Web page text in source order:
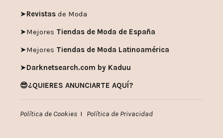
➤Revistas de Moda
➤Mejores Tiendas de Moda de España
➤Mejores Tiendas de Moda Latinoamérica
➤Darknetsearch.com by Kaduu
😎¿QUIERES ANUNCIARTE AQUÍ?
Política de Cookies I Política de Privacidad